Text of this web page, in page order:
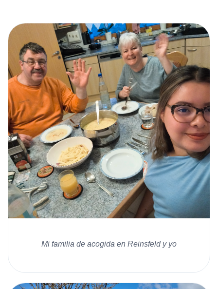
Mi familia de acogida en Reinsfeld y yo